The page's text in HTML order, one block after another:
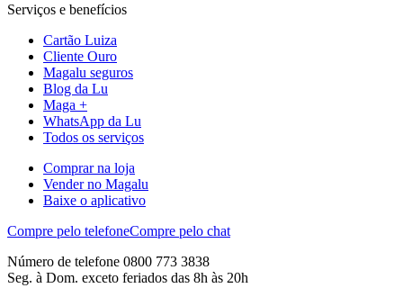
Serviços e benefícios
Cartão Luiza
Cliente Ouro
Magalu seguros
Blog da Lu
Maga +
WhatsApp da Lu
Todos os serviços
Comprar na loja
Vender no Magalu
Baixe o aplicativo
Compre pelo telefoneCompre pelo chat
Número de telefone 0800 773 3838
Seg. à Dom. exceto feriados das 8h às 20h